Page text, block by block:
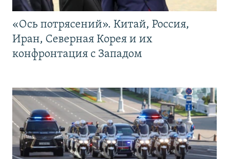
«Ось потрясений». Китай, Россия,
Иран, Северная Корея и их
конфронтация с Западом